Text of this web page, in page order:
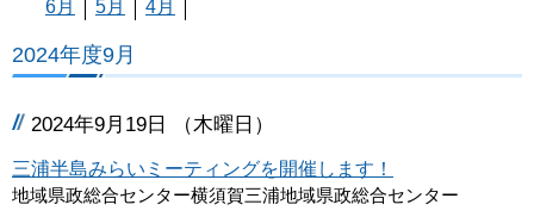
6月
5月 4月
2024年度9月
2024年9月19日 （木曜日）
三浦半島みらいミーティングを開催します！
地域県政総合センター横須賀三浦地域県政総合センター